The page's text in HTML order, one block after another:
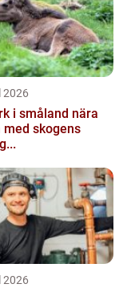
2026
i småland nära
med skogens
2026